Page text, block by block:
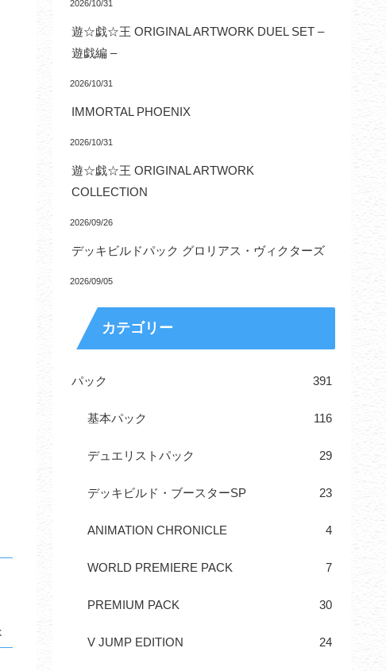
2026/10/31
遊☆戯☆王 ORIGINAL ARTWORK DUEL SET –
遊戯編 –
2026/10/31
IMMORTAL PHOENIX
2026/10/31
遊☆戯☆王 ORIGINAL ARTWORK
COLLECTION
2026/09/26
デッキビルドパック グロリアス・ヴィクターズ
2026/09/05
カテゴリー
パック 391
基本パック 116
デュエリストパック 29
デッキビルド・ブースターSP 23
ANIMATION CHRONICLE 4
WORLD PREMIERE PACK 7
PREMIUM PACK 30
V JUMP EDITION 24